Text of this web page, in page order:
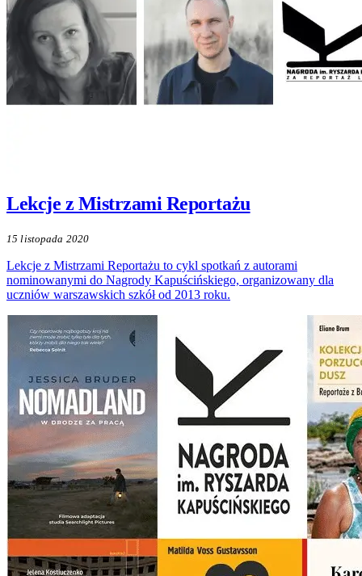
Lekcje z Mistrzami Reportażu
15 listopada 2020
Lekcje z Mistrzami Reportażu to cykl spotkań z autorami
nominowanymi do Nagrody Kapuścińskiego, organizowany dla
uczniów warszawskich szkół od 2013 roku.